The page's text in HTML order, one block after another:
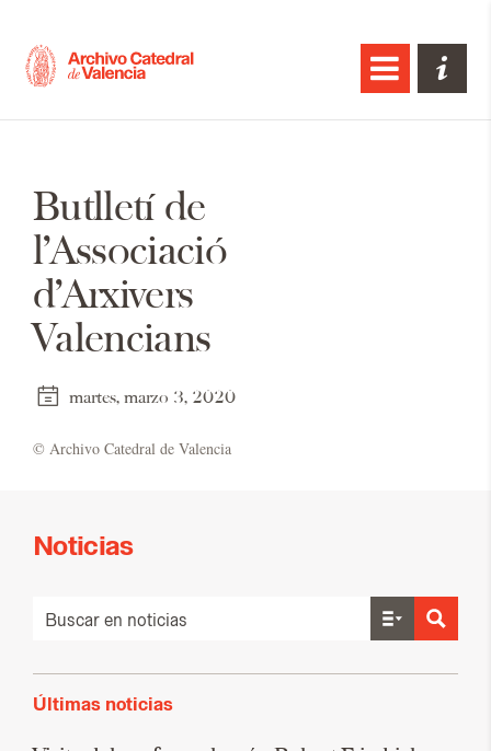
Butlletí de
l’Associació
d’Arxivers
Valencians
martes, marzo 3, 2020
© Ar­chi­vo Ca­te­dral de Va­len­cia
Noticias
Últimas noticias